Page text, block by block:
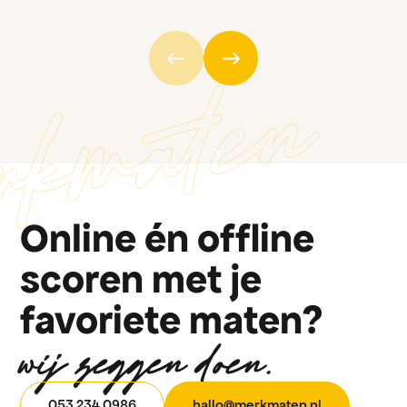
Online én offline
scoren met je
favoriete maten?
wij zeggen doen.